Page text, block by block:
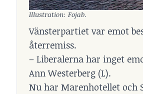
Illustration: Fojab.
Vänsterpartiet var emot
återremiss.
– Liberalerna har inget
Ann Westerberg (L).
Nu har Marenhotellet och